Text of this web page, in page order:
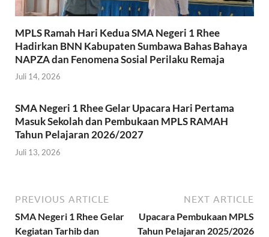
MPLS Ramah Hari Kedua SMA Negeri 1 Rhee
Hadirkan BNN Kabupaten Sumbawa Bahas Bahaya
NAPZA dan Fenomena Sosial Perilaku Remaja
Juli 14, 2026
SMA Negeri 1 Rhee Gelar Upacara Hari Pertama
Masuk Sekolah dan Pembukaan MPLS RAMAH
Tahun Pelajaran 2026/2027
Juli 13, 2026
PREVIOUS ARTICLE
SMA Negeri 1 Rhee Gelar
Kegiatan Tarhib dan
NEXT ARTICLE
Upacara Pembukaan MPLS
Tahun Pelajaran 2025/2026